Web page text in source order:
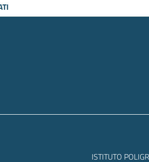
ISTITUTO